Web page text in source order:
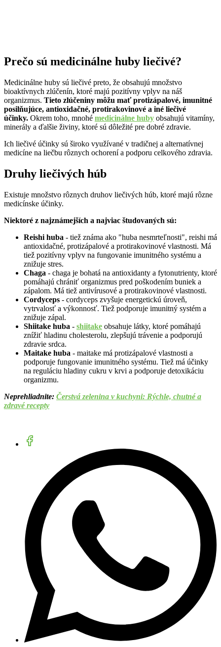
Prečo sú medicinálne huby liečivé?
Medicinálne huby sú liečivé preto, že obsahujú množstvo
bioaktívnych zlúčenín, ktoré majú pozitívny vplyv na náš
organizmus. Tieto zlúčeniny môžu mať protizápalové, imunitné
posilňujúce, antioxidačné, protirakovinové a iné liečivé
účinky. Okrem toho, mnohé medicinálne huby obsahujú vitamíny,
minerály a ďalšie živiny, ktoré sú dôležité pre dobré zdravie.
Ich liečivé účinky sú široko využívané v tradičnej a alternatívnej
medicíne na liečbu rôznych ochorení a podporu celkového zdravia.
Druhy liečivých húb
Existuje množstvo rôznych druhov liečivých húb, ktoré majú rôzne
medicínske účinky.
Niektoré z najznámejších a najviac študovaných sú:
Reishi huba - tiež známa ako "huba nesmrteľnosti", reishi má
antioxidačné, protizápalové a protirakovinové vlastnosti. Má
tiež pozitívny vplyv na fungovanie imunitného systému a
znižuje stres.
Chaga - chaga je bohatá na antioxidanty a fytonutrienty, ktoré
pomáhajú chrániť organizmus pred poškodením buniek a
zápalom. Má tiež antivírusové a protirakovinové vlastnosti.
Cordyceps - cordyceps zvyšuje energetickú úroveň,
vytrvalosť a výkonnosť. Tiež podporuje imunitný systém a
znižuje zápal.
Shiitake huba - shiitake obsahuje látky, ktoré pomáhajú
znížiť hladinu cholesterolu, zlepšujú trávenie a podporujú
zdravie srdca.
Maitake huba - maitake má protizápalové vlastnosti a
podporuje fungovanie imunitného systému. Tiež má účinky
na reguláciu hladiny cukru v krvi a podporuje detoxikáciu
organizmu.
Neprehliadnite: Čerstvá zelenina v kuchyni: Rýchle, chutné a
zdravé recepty